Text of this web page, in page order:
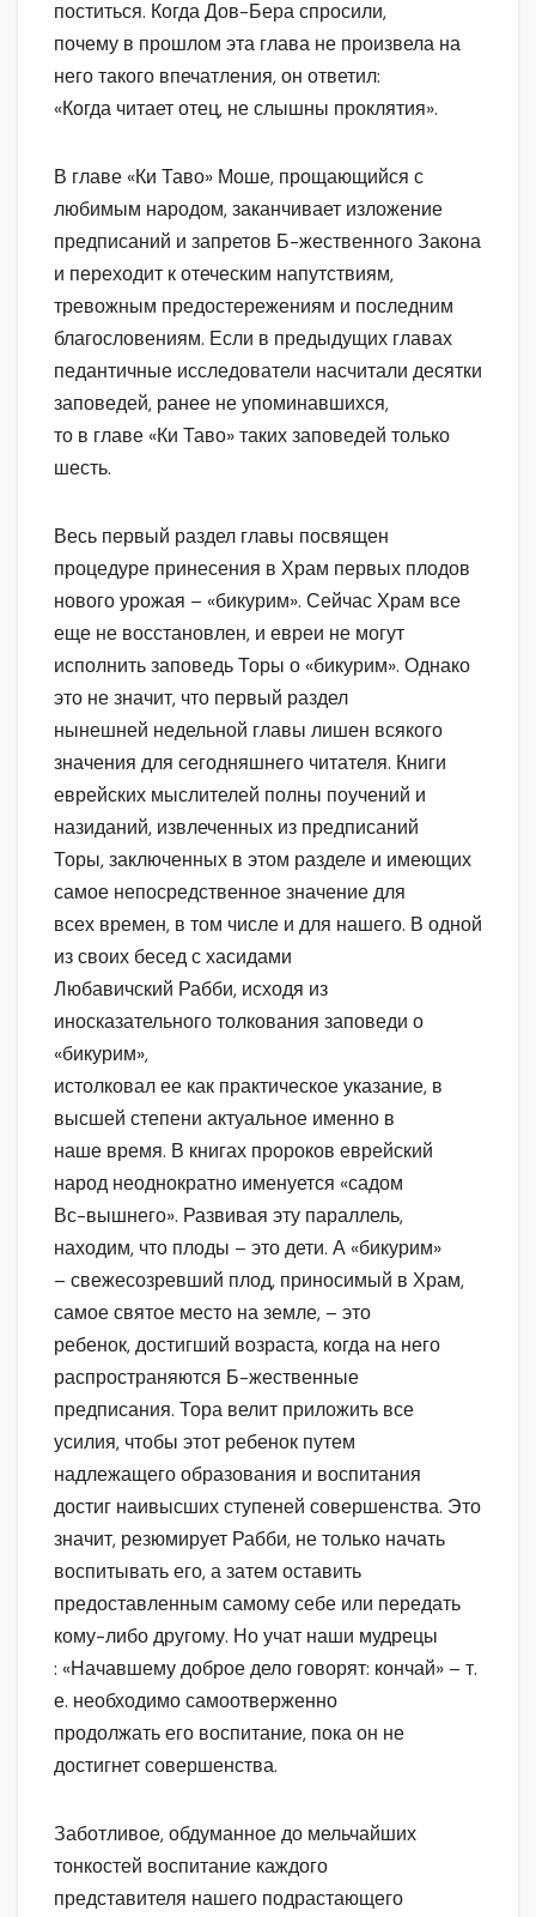
поститься. Когда Дов-Бера спросили,
почему в прошлом эта глава не произвела на
него такого впечатления, он ответил:
«Когда читает отец, не слышны проклятия».
В главе «Ки Таво» Моше, прощающийся с
любимым народом, заканчивает изложение
предписаний и запретов Б-жественного Закона
и переходит к отеческим напутствиям,
тревожным предостережениям и последним
благословениям. Если в предыдущих главах
педантичные исследователи насчитали десятки
заповедей, ранее не упоминавшихся,
то в главе «Ки Таво» таких заповедей только
шесть.
Весь первый раздел главы посвящен
процедуре принесения в Храм первых плодов
нового урожая – «бикурим». Сейчас Храм все
еще не восстановлен, и евреи не могут
исполнить заповедь Торы о «бикурим». Однако
это не значит, что первый раздел
нынешней недельной главы лишен всякого
значения для сегодняшнего читателя. Книги
еврейских мыслителей полны поучений и
назиданий, извлеченных из предписаний
Торы, заключенных в этом разделе и имеющих
самое непосредственное значение для
всех времен, в том числе и для нашего. В одной
из своих бесед с хасидами
Любавичский Рабби, исходя из
иносказательного толкования заповеди о
«бикурим»,
истолковал ее как практическое указание, в
высшей степени актуальное именно в
наше время. В книгах пророков еврейский
народ неоднократно именуется «садом
Вс-вышнего». Развивая эту параллель,
находим, что плоды – это дети. А «бикурим»
– свежесозревший плод, приносимый в Храм,
самое святое место на земле, – это
ребенок, достигший возраста, когда на него
распространяются Б-жественные
предписания. Тора велит приложить все
усилия, чтобы этот ребенок путем
надлежащего образования и воспитания
достиг наивысших ступеней совершенства. Это
значит, резюмирует Рабби, не только начать
воспитывать его, а затем оставить
предоставленным самому себе или передать
кому-либо другому. Но учат наши мудрецы
: «Начавшему доброе дело говорят: кончай» – т.
е. необходимо самоотверженно
продолжать его воспитание, пока он не
достигнет совершенства.
Заботливое, обдуманное до мельчайших
тонкостей воспитание каждого
представителя нашего подрастающего